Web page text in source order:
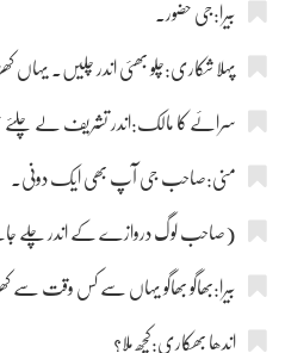
بیرا:جی حضور۔
پہلا شکاری:چلو بھئی اندر چلیں۔
سرائے کا مالک:اندر تشریف لے چلئے
منی:صاحب جی آپ بھی ایک دونی۔
(صاحب لوگ دروازے کے اندر چلے
بیرا:بھاگو بھاگو یہاں سے کس وقت سے
اندھا بھکاری:کچھ ملا؟